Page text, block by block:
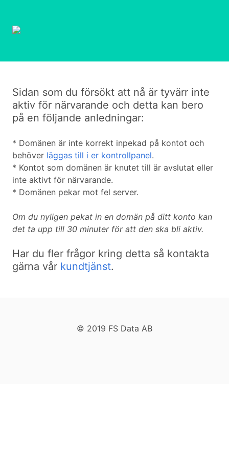
Sidan som du försökt att nå är tyvärr inte
aktiv för närvarande och detta kan bero
på en följande anledningar:
* Domänen är inte korrekt inpekad på kontot och
behöver läggas till i er kontrollpanel.
* Kontot som domänen är knutet till är avslutat eller
inte aktivt för närvarande.
* Domänen pekar mot fel server.
Om du nyligen pekat in en domän på ditt konto kan
det ta upp till 30 minuter för att den ska bli aktiv.
Har du fler frågor kring detta så kontakta
gärna vår kundtjänst.
© 2019 FS Data AB